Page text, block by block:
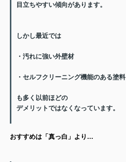
目立ちやすい傾向があります。
しかし最近では
・汚れに強い外壁材
・セルフクリーニング機能のある塗料
も多く以前ほどの
デメリットではなくなっています。
おすすめは「真っ白」より…